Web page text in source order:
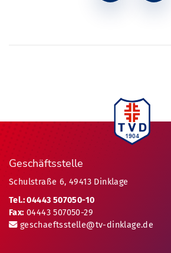
Geschäftsstelle
Schulstraße 6, 49413 Dinklage
Tel.: 04443 507050-10
Fax: 04443 507050-29
geschaeftsstelle@tv-dinklage.de